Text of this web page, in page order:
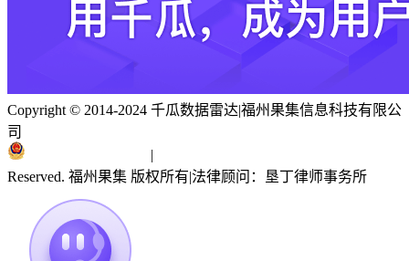
Copyright © 2014-2024 千瓜数据雷达|福州果集信息科技有限公
司
|
Reserved. 福州果集 版权所有|法律顾问：垦丁律师事务所